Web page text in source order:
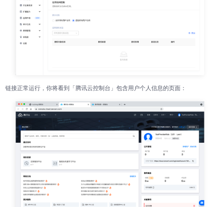
链接正常运行，你将看到「腾讯云控制台」包含用户个人信息的页面：